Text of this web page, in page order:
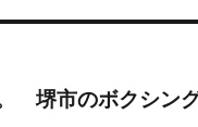
堺市のボクシ